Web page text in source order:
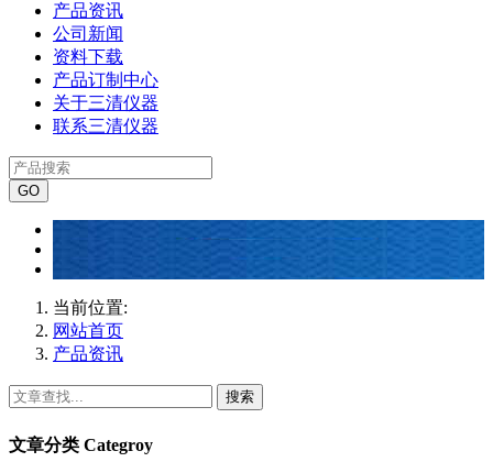
产品资讯
公司新闻
资料下载
产品订制中心
关于三清仪器
联系三清仪器
当前位置:
网站首页
产品资讯
搜索
文章分类 Categroy